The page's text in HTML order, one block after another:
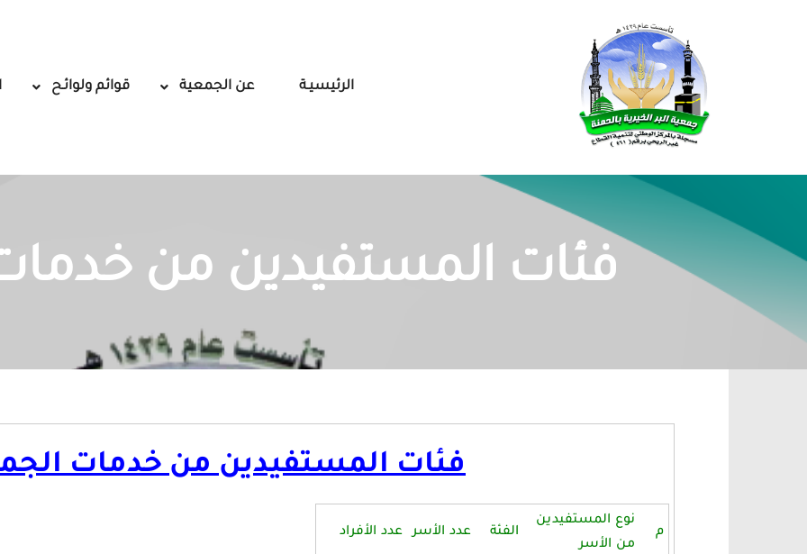
الرئيسيـة عن الجمعية قوائم ولوائـح
فئات المستفيدين من
فئات المستفيدين من خدمات
م
نوع المستفيدين
من الأسر
الفئة عدد الأسر عدد الأفراد